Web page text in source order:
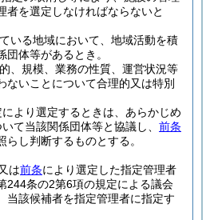
者を選定しなければならないと
いる地域において、地域活動を積
体等があるとき。
、規模、業務の性質、運営状況等
ないことについて合理的又は特別
より選定するときは、あらかじめ
て当該関係団体等と協議し、 前条
し判断するものとする。
又は前条により選定した指定管理者
244条の2第6項の規定による議会
当該候補者を指定管理者に指定す